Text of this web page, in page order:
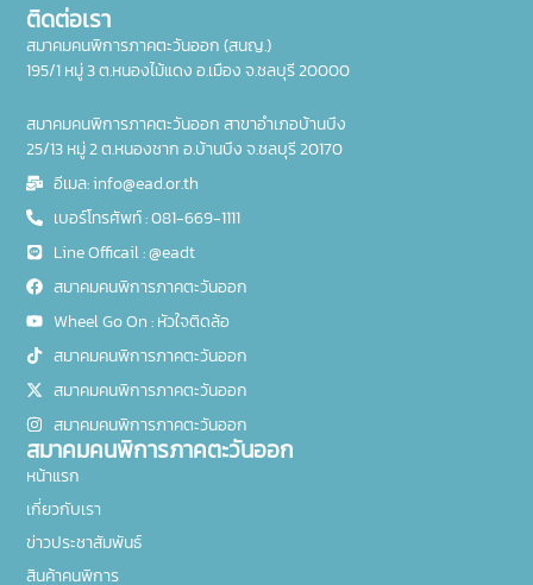
ติดต่อเรา
สมาคมคนพิการภาคตะวันออก (สนญ.)
195/1 หมู่ 3 ต.หนองไม้แดง อ.เมือง จ.ชลบุรี 20000
สมาคมคนพิการภาคตะวันออก สาขาอำเภอบ้านบึง
25/13 หมู่ 2 ต.หนองชาก อ.บ้านบึง จ.ชลบุรี 20170
อีเมล: info@ead.or.th
เบอร์โทรศัพท์ : 081-669-1111
Line Officail : @eadt
สมาคมคนพิการภาคตะวันออก
Wheel Go On : หัวใจติดล้อ
สมาคมคนพิการภาคตะวันออก
สมาคมคนพิการภาคตะวันออก
สมาคมคนพิการภาคตะวันออก
สมาคมคนพิการภาคตะวันออก
หน้าแรก
เกี่ยวกับเรา
ข่าวประชาสัมพันธ์
สินค้าคนพิการ